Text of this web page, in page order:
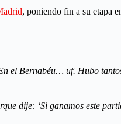
, poniendo fin a su etapa
el Bernabéu… uf. Hubo
dije: ‘Si ganamos este